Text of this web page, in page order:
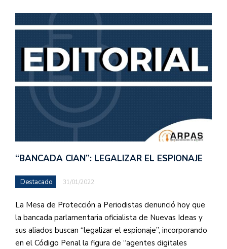
“BANCADA CIAN”: LEGALIZAR EL ESPIONAJE
Destacado 31/01/2022
La Mesa de Protección a Periodistas denunció hoy que
la bancada parlamentaria oficialista de Nuevas Ideas y
sus aliados buscan “legalizar el espionaje”, incorporando
en el Código Penal la figura de “agentes digitales